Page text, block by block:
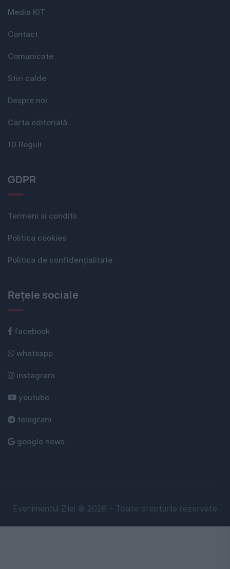
Media KIT
Contact
Comunicate
Stiri calde
Despre noi
Carta editorială
10 Reguli
GDPR
Termeni si conditii
Politica cookies
Politica de confidențialitate
Rețele sociale
facebook
whatsapp
instagram
youtube
telegram
google news
Evenimentul Zilei © 2026 - Toate drepturile rezervate